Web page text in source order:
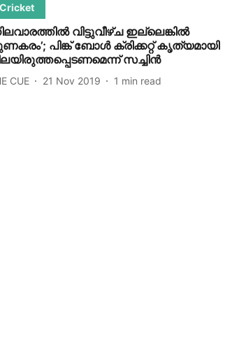
Cricket
വിട്ടുവീഴ്ച ഇല്ലെങ്കില്‍
പിങ്ക് ബോള്‍ ക്രിക്കറ്റ് കൃത്യമായി
സച്ചിന്‍
CUE 21 Nov 2019 1 min read